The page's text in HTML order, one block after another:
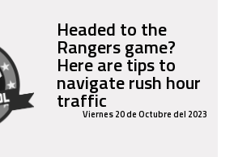
Headed to the
Rangers game?
Here are tips to
navigate rush hour
trafficViernes 20 de Octubre del 2023